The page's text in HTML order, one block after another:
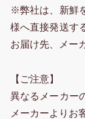
※弊社は、新鮮
様へ直接発送す
お届け先、メー
【ご注意】
異なるメーカー
メーカーよりお